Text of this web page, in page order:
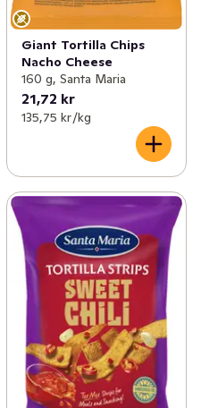
Giant Tortilla Chips
Nacho Cheese
160 g, Santa Maria
21,72 kr
135,75 kr /kg